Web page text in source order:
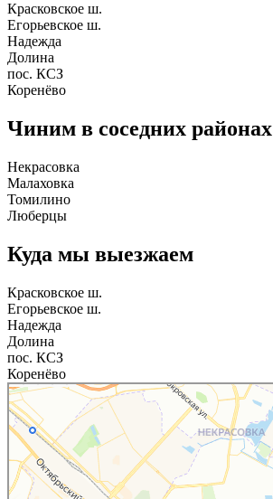
Красковское ш.
Егорьевское ш.
Надежда
Долина
пос. КСЗ
Коренёво
Чиним в соседних районах
Некрасовка
Малаховка
Томилино
Люберцы
Куда мы выезжаем
Красковское ш.
Егорьевское ш.
Надежда
Долина
пос. КСЗ
Коренёво